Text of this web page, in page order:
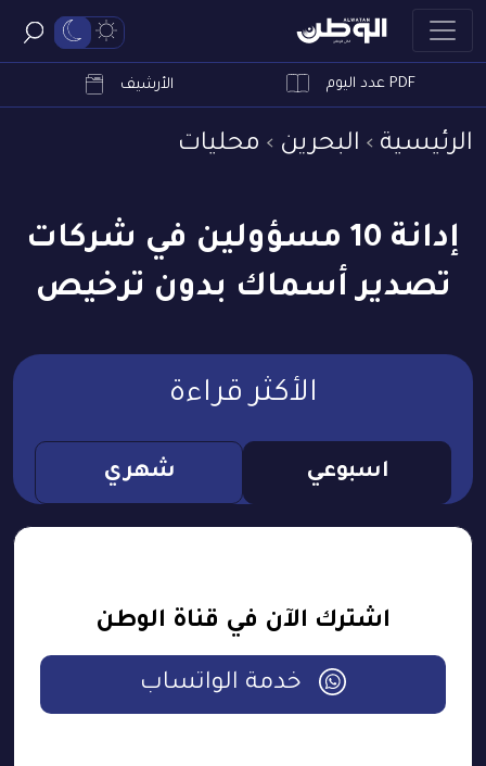
PDF عدد اليوم الأرشيف
الرئيسية البحرين محليات
إدانة 10 مسؤولين في شركات
تصدير أسماك بدون ترخيص
الأكثر قراءة
اسبوعي شهري
اشترك الآن في قناة الوطن
خدمة الواتساب